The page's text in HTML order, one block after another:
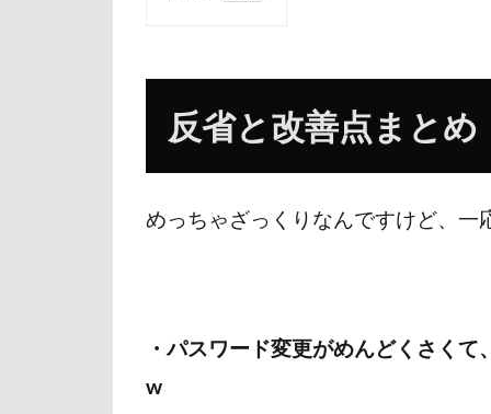
1
と改
善点
まと
条書
「武
反省と改善点まと
めっちゃざっくりなんですけど、
・パスワード変更がめんどくさく
w